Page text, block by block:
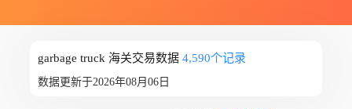
garbage truck 海关交易数据 4,590个记录
数据更新于2026年08月06日